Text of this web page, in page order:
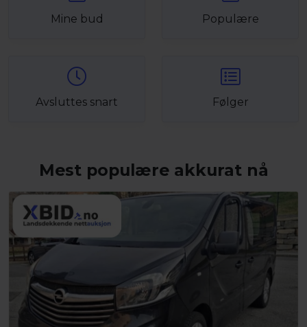
Mine bud Populære
Avsluttes snart Følger
Mest populære akkurat nå